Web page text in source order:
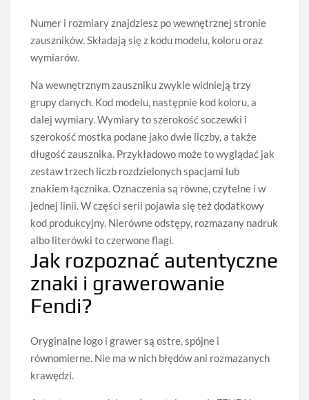
Numer i rozmiary znajdziesz po wewnętrznej stronie
zauszników. Składają się z kodu modelu, koloru oraz
wymiarów.
Na wewnętrznym zauszniku zwykle widnieją trzy
grupy danych. Kod modelu, następnie kod koloru, a
dalej wymiary. Wymiary to szerokość soczewki i
szerokość mostka podane jako dwie liczby, a także
długość zausznika. Przykładowo może to wyglądać jak
zestaw trzech liczb rozdzielonych spacjami lub
znakiem łącznika. Oznaczenia są równe, czytelne i w
jednej linii. W części serii pojawia się też dodatkowy
kod produkcyjny. Nierówne odstępy, rozmazany nadruk
albo literówki to czerwone flagi.
Jak rozpoznać autentyczne
znaki i grawerowanie
Fendi?
Oryginalne logo i grawer są ostre, spójne i
równomierne. Nie ma w nich błędów ani rozmazanych
krawędzi.